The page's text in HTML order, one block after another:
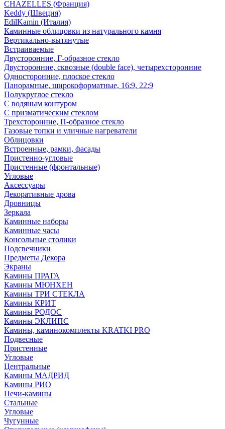
CHAZELLES (Франция)
Keddy (Швеция)
EdilKamin (Италия)
Каминные облицовки из натурального камня
Вертикально-вытянутые
Встраиваемые
Двусторонние, Г-образное стекло
Двусторонние, сквозные (double face), четырехсторонние
Односторонние, плоское стекло
Панорамные, широкоформатные, 16:9, 22:9
Полукруглое стекло
С водяным контуром
С призматическим стеклом
Трехсторонние, П-образное стекло
Газовые топки и уличные нагреватели
Облицовки
Встроенные, рамки, фасады
Пристенно-угловые
Пристенные (фронтальные)
Угловые
Аксессуары
Декоративные дрова
Дровницы
Зеркала
Каминные наборы
Каминные часы
Консольные столики
Подсвечники
Предметы Декора
Экраны
Камины ПРАГА
Камины МЮНХЕН
Камины ТРИ СТЕКЛА
Камины КРИТ
Камины РОДОС
Камины ЭКЛИПС
Камины, каминокомплекты KRATKI PRO
Подвесные
Пристенные
Угловые
Центральные
Камины МАДРИД
Камины РИО
Печи-камины
Стальные
Угловые
Чугунные